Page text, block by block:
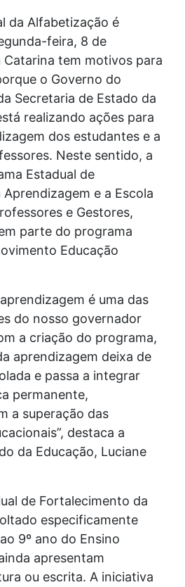
da Alfabetização é
feira, 8 de
Catarina tem motivos para
o Governo do
Secretaria de Estado da
realizando ações para
dos estudantes e a
Neste sentido, a
Estadual de
e a Escola
e Gestores,
parte do programa
Educação
é uma das
do nosso governador
a criação do programa,
aprendizagem deixa de
e passa a integrar
permanente,
a superação das
destaca a
da Educação, Luciane
de Fortalecimento da
especificamente
9º ano do Ensino
apresentam
ou escrita. A iniciativa